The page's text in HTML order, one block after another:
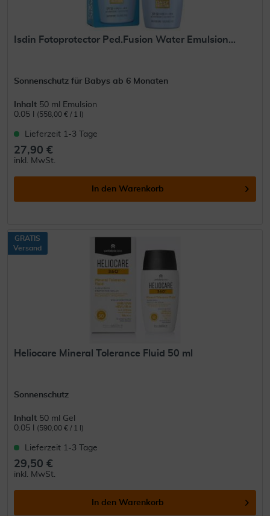
Isdin Fotoprotector Ped.Fusion Water Emulsion...
Sonnenschutz für Babys ab 6 Monaten
Inhalt 50 ml Emulsion
0.05 l
(558,00 € / 1 l)
Lieferzeit 1-3 Tage
27,90 €
inkl. MwSt.
In den Warenkorb
GRATIS
Versand
Heliocare Mineral Tolerance Fluid 50 ml
Sonnenschutz
Inhalt 50 ml Gel
0.05 l
(590,00 € / 1 l)
Lieferzeit 1-3 Tage
29,50 €
inkl. MwSt.
In den Warenkorb